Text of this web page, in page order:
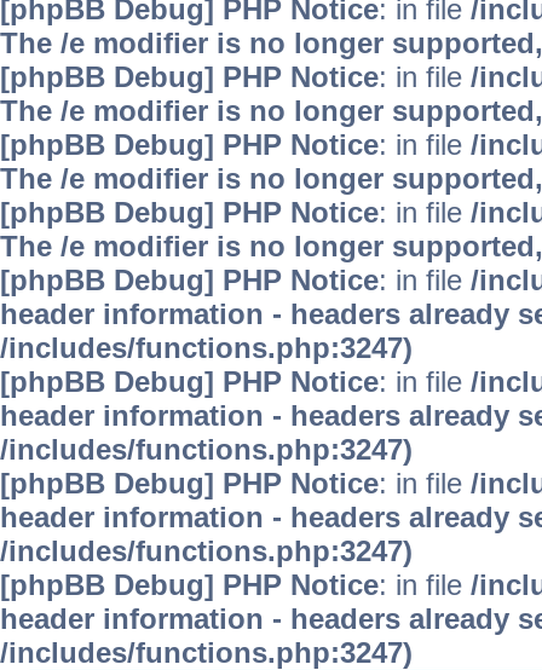
[phpBB Debug] PHP Notice: in file /
The /e modifier is no longer
[phpBB Debug] PHP Notice: in file /
The /e modifier is no longer
[phpBB Debug] PHP Notice: in file /
The /e modifier is no longer
[phpBB Debug] PHP Notice: in file /
The /e modifier is no longer
[phpBB Debug] PHP Notice: in file /
header information - headers already
/includes/functions.php:3247)
[phpBB Debug] PHP Notice: in file /
header information - headers already
/includes/functions.php:3247)
[phpBB Debug] PHP Notice: in file /
header information - headers already
/includes/functions.php:3247)
[phpBB Debug] PHP Notice: in file /
header information - headers already
/includes/functions.php:3247)